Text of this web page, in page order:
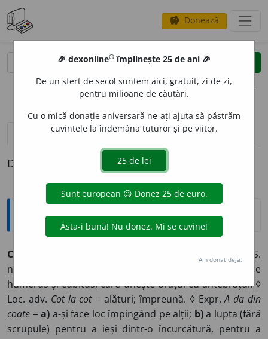
savings Donează
clear
opțiuni
definiții (1) pronunțievolume_up (50)
Definiția cu ID-ul 67212:
Explicative DEX
C
S.
n.
; la om) Partea exterioară a articulației dintre
humerus și cubitus, care unește brațul cu antebrațul. ◊
Loc. adv. Cot la cot= alături; împreună. ◊ Expr. A da din
coate =a) a-și face loc împingând pe alții; b)a lupta (fără
scrupule) pentru a ieși dintr-o încurcătură, pentru a
🎉 dexonline® împlinește 25 de ani 🎉
De un sfert de secol suntem aici, gratuit, zi de zi,
pentru milioane de căutări.
Cu o mică donație aniversară ne-ați ajuta să păstrăm
cuvintele la îndemâna tuturor și pe viitor.
Am donat deja.